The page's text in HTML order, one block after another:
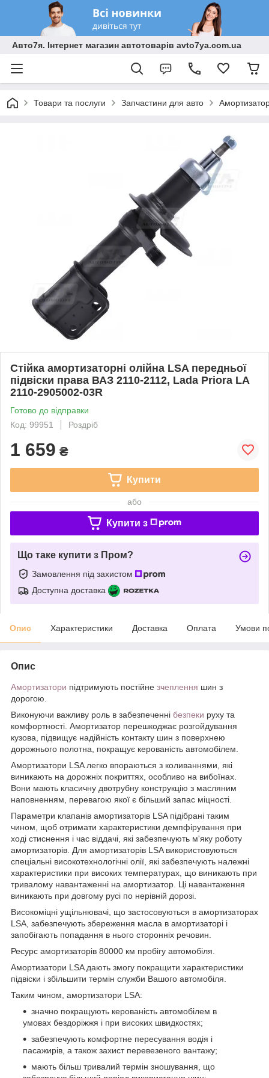
Авто7я. Інтернет магазин автотоварів avto7ya.com.ua
Товари та послуги Запчастини для авто
Стійка амортизаторні олійна LSA передньої
підвіски права ВАЗ 2110-2112, Lada Priora LA
2110-2905002-03R
Готово до відправки
Код: 99951
Роздріб
1 659 ₴
Купити
або
Купити з
Що таке купити з Пром?
Замовлення під захистом
Доступна доставка
Опис Характеристики Доставка Оплата Умови
Опис
Амортизатори підтримують постійне зчеплення шин з
дорогою.
Виконуючи важливу роль в забезпеченні безпеки руху та
комфортності. Амортизатор перешкоджає розгойдування
кузова, підвищує надійність контакту шин з поверхнею
дорожнього полотна, покращує керованість автомобілем.
Амортизатори LSA легко впораються з коливаннями, які
виникають на дорожніх покриттях, особливо на вибоїнах.
Вони мають класичну двотрубну конструкцію з масляним
наповненням, перевагою якої є більший запас міцності.
Параметри клапанів амортизаторів LSA підібрані таким
чином, щоб отримати характеристики демпфірування при
ході стиснення і час віддачі, які забезпечують м'яку роботу
амортизаторів. Для амортизаторів LSA використовуються
спеціальні високотехнологічні олії, які забезпечують належні
характеристики при високих температурах, що виникають при
тривалому навантаженні на амортизатор. Ці навантаження
виникають при довгому русі по нерівній дорозі.
Високоміцні ущільнювачі, що застосовуються в амортизаторах
LSA, забезпечують збереження масла в амортизаторі і
запобігають попадання в нього сторонніх речовин.
Ресурс амортизаторів 80000 км пробігу автомобіля.
Амортизатори LSA дають змогу покращити характеристики
підвіски і збільшити термін служби Вашого автомобіля.
Таким чином, амортизатори LSA:
значно покращують керованість автомобілем в
умовах бездоріжжя і при високих швидкостях;
забезпечують комфортне пересування водія і
пасажирів, а також захист перевезеного вантажу;
мають більш тривалий термін зношування, що